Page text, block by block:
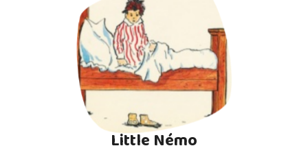
Little Némo